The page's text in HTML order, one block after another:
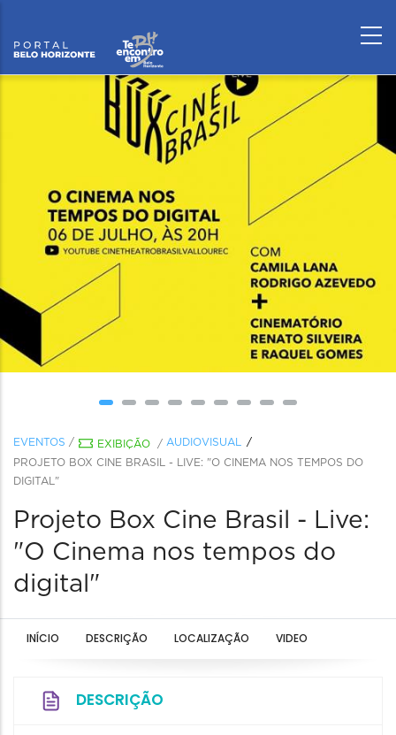
EVENTOS / EXIBIÇÃO / AUDIOVISUAL
PROJETO BOX CINE BRASIL - LIVE: "O CINEMA NOS TEMPOS DO
DIGITAL"
Projeto Box Cine Brasil - Live:
"O Cinema nos tempos do
digital"
INÍCIO DESCRIÇÃO LOCALIZAÇÃO VIDEO
DESCRIÇÃO